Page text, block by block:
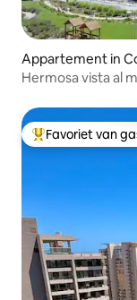
Appartement in
Hermosa vista al
Topfavoriet van
Favoriet van